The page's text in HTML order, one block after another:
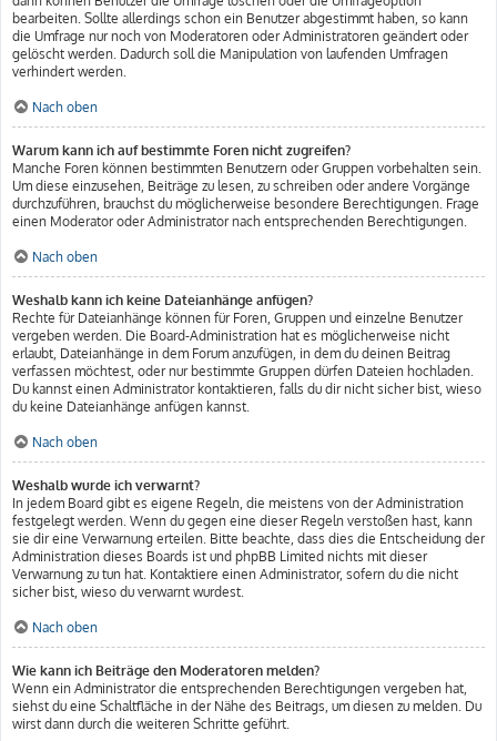
bearbeiten. Sollte allerdings schon ein Benutzer abgestimmt haben, so kann
die Umfrage nur noch von Moderatoren oder Administratoren geändert oder
gelöscht werden. Dadurch soll die Manipulation von laufenden Umfragen
verhindert werden.
Nach oben
Warum kann ich auf bestimmte Foren nicht zugreifen?
Manche Foren können bestimmten Benutzern oder Gruppen vorbehalten sein.
Um diese einzusehen, Beiträge zu lesen, zu schreiben oder andere Vorgänge
durchzuführen, brauchst du möglicherweise besondere Berechtigungen. Frage
einen Moderator oder Administrator nach entsprechenden Berechtigungen.
Nach oben
Weshalb kann ich keine Dateianhänge anfügen?
Rechte für Dateianhänge können für Foren, Gruppen und einzelne Benutzer
vergeben werden. Die Board-Administration hat es möglicherweise nicht
erlaubt, Dateianhänge in dem Forum anzufügen, in dem du deinen Beitrag
verfassen möchtest, oder nur bestimmte Gruppen dürfen Dateien hochladen.
Du kannst einen Administrator kontaktieren, falls du dir nicht sicher bist, wieso
du keine Dateianhänge anfügen kannst.
Nach oben
Weshalb wurde ich verwarnt?
In jedem Board gibt es eigene Regeln, die meistens von der Administration
festgelegt werden. Wenn du gegen eine dieser Regeln verstoßen hast, kann
sie dir eine Verwarnung erteilen. Bitte beachte, dass dies die Entscheidung der
Administration dieses Boards ist und phpBB Limited nichts mit dieser
Verwarnung zu tun hat. Kontaktiere einen Administrator, sofern du die nicht
sicher bist, wieso du verwarnt wurdest.
Nach oben
Wie kann ich Beiträge den Moderatoren melden?
Wenn ein Administrator die entsprechenden Berechtigungen vergeben hat,
siehst du eine Schaltfläche in der Nähe des Beitrags, um diesen zu melden. Du
wirst dann durch die weiteren Schritte geführt.